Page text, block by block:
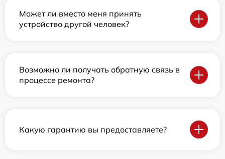
Может ли вместо меня принять
устройство другой человек?
Возможно ли получать обратную связь в
процессе ремонта?
Какую гарантию вы предоставляете?